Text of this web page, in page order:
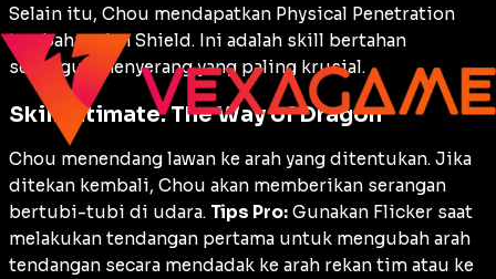
Selain itu, Chou mendapatkan Physical Penetration
tambahan danShield. Ini adalah skill bertahan
sekaligus menyerang yang paling krusial.
Skill Ultimate: The Way of Dragon
Chou menendang lawan ke arah yang ditentukan. Jika
ditekan kembali, Chou akan memberikan serangan
bertubi-tubi di udara. Tips Pro: Gunakan Flicker saat
melakukan tendangan pertama untuk mengubah arah
tendangan secara mendadak ke arah rekan tim atau ke